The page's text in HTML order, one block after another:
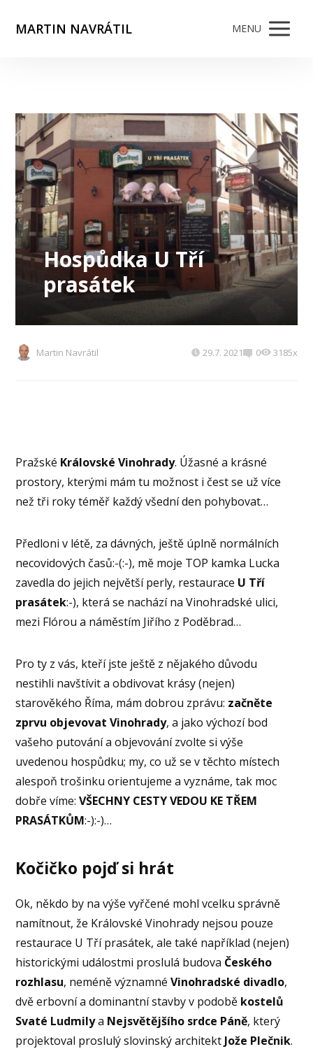
MARTIN NAVRÁTIL MENU
Hospůdka U Tří
prasátek
Martin Navrátil 29.7. 2021 0 3185x
Pražské Královské Vinohrady. Úžasné a krásné
prostory, kterými mám tu možnost i čest se už více
než tři roky téměř každý všední den pohybovat…
Předloni v létě, za dávných, ještě úplně normálních
necovidových časů:-(:-), mě moje TOP kamka Lucka
zavedla do jejich největší perly, restaurace U Tří
prasátek:-), která se nachází na Vinohradské ulici,
mezi Flórou a náměstím Jiřího z Poděbrad…
Pro ty z vás, kteří jste ještě z nějakého důvodu
nestihli navštívit a obdivovat krásy (nejen)
starověkého Říma, mám dobrou zprávu: začněte
zprvu objevovat Vinohrady, a jako výchozí bod
vašeho putování a objevování zvolte si výše
uvedenou hospůdku; my, co už se v těchto místech
alespoň trošinku orientujeme a vyznáme, tak moc
dobře víme:VŠECHNY CESTY VEDOU KE TŘEM
PRASÁTKŮM:-):-)…
Kočičko pojď si hrát
Ok, někdo by na výše vyřčené mohl vcelku správně
namítnout, že Královské Vinohrady nejsou pouze
restaurace U Tří prasátek, ale také například (nejen)
historickými událostmi proslulá budova Českého
rozhlasu, neméně významnéVinohradské divadlo,
dvě erbovní a dominantní stavby v podobě kostelů
Svaté Ludmilya Nejsvětějšího srdce Páně, který
projektoval proslulý slovinský architekt Jože Plečnik.